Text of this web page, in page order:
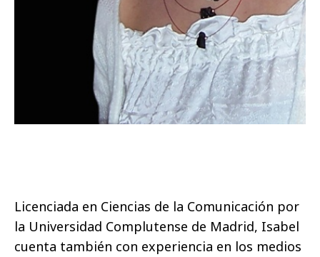
Licenciada en Ciencias de la Comunicación por
la Universidad Complutense de Madrid, Isabel
cuenta también con experiencia en los medios